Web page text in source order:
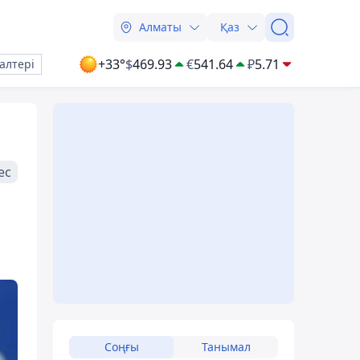
Алматы Қаз
+33°$469.93 €541.64 ₽5.71
Соңғы Танымал